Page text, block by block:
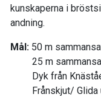
kunskaperna i
andning.
Mål: 50 m
25 m sammansatt
Dyk från
Frånskjut/ Glida